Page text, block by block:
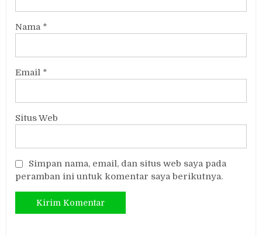
Nama *
Email *
Situs Web
Simpan nama, email, dan situs web saya pada
peramban ini untuk komentar saya berikutnya.